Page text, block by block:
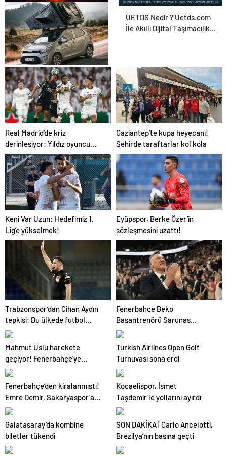
Zihnin Gizemli Sınırları ve
Ötesi : Nasılnedir.com
UETDS Nedir ? Uetds.com
İle Akıllı Dijital Taşımacılık
Serjoy : Dijital Medya
Ajansı, Google Reklam
Ajansı, SEO Ajansı ve Web
Tasarım Ajansı
Real Madrid’de kriz
derinleşiyor: Yıldız oyuncu
takıma dönmek istemiyor
Gaziantep’te kupa heyecanı!
Şehirde taraftarlar kol kola
Keni Var Uzun: Hedefimiz 1.
Lig’e yükselmek!
Eyüpspor, Berke Özer’in
sözleşmesini uzattı!
Trabzonspor’dan Cihan Aydın
tepkisi: Bu ülkede futbol
sahada oynanmıyor
Fenerbahçe Beko
Başantrenörü Sarunas
Jasikevicius’dan, Kendrick
Mahmut Uslu harekete
geçiyor! Fenerbahçe’ye
başkan adayı…
Turkish Airlines Open Golf
Turnuvası sona erdi
Fenerbahçe’den kiralanmıştı!
Emre Demir, Sakaryaspor’a
veda etti
Kocaelispor, İsmet
Taşdemir’le yollarını ayırdı
Galatasaray’da kombine
biletler tükendi
SON DAKİKA | Carlo Ancelotti,
Brezilya’nın başına geçti